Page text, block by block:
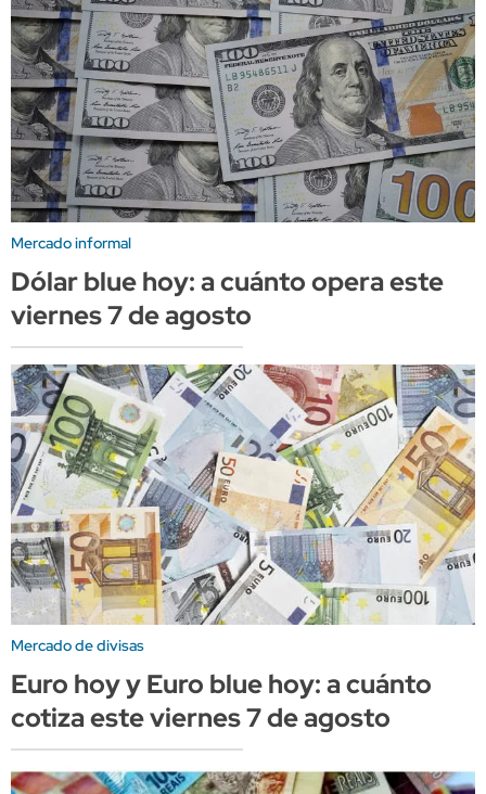
Mercado informal
Dólar blue hoy: a cuánto opera este
viernes 7 de agosto
Mercado de divisas
Euro hoy y Euro blue hoy: a cuánto
cotiza este viernes 7 de agosto